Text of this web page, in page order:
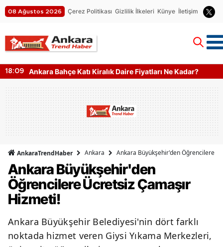
08 Ağustos 2026 Çerez Politikası Gizlilik İlkeleri Künye İletişim
18:09 Ankara Bahçe Katı Kiralık Daire Fiyatları Ne Kadar?
AnkaraTrendHaber Ankara Ankara Büyükşehir'den Öğrencilere
Ankara Büyükşehir'den
Öğrencilere Ücretsiz Çamaşır
Hizmeti!
Ankara Büyükşehir Belediyesi'nin dört farklı
noktada hizmet veren Giysi Yıkama Merkezleri,